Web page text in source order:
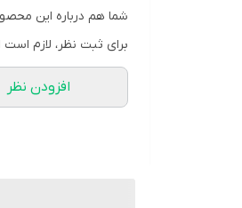
شما هم درباره این
برای ثبت نظر، لازم
افزودن نظر